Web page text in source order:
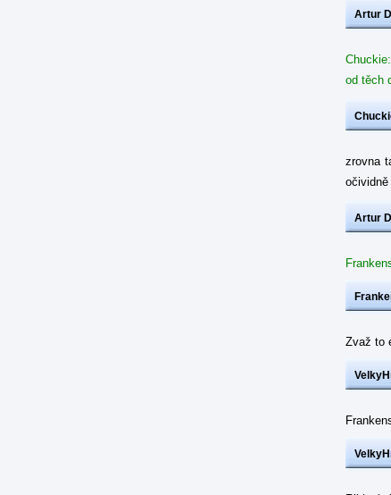
Artur
od těch
zrovna
Artur
Zvaž to